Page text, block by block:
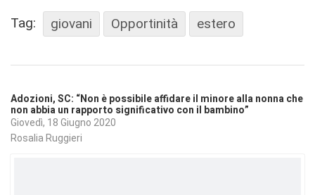
Tag:
giovani Opportinità estero
Adozioni, SC: “Non è possibile affidare il minore alla nonna che
non abbia un rapporto significativo con il bambino”
Giovedì, 18 Giugno 2020
Rosalia Ruggieri